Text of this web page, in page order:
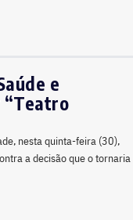
e
nesta quinta-feira (30),
a decisão que o tornaria